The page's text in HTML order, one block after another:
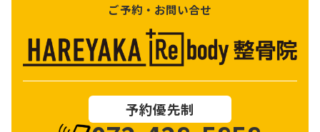
ご予約・お問い合せ
予約優先制